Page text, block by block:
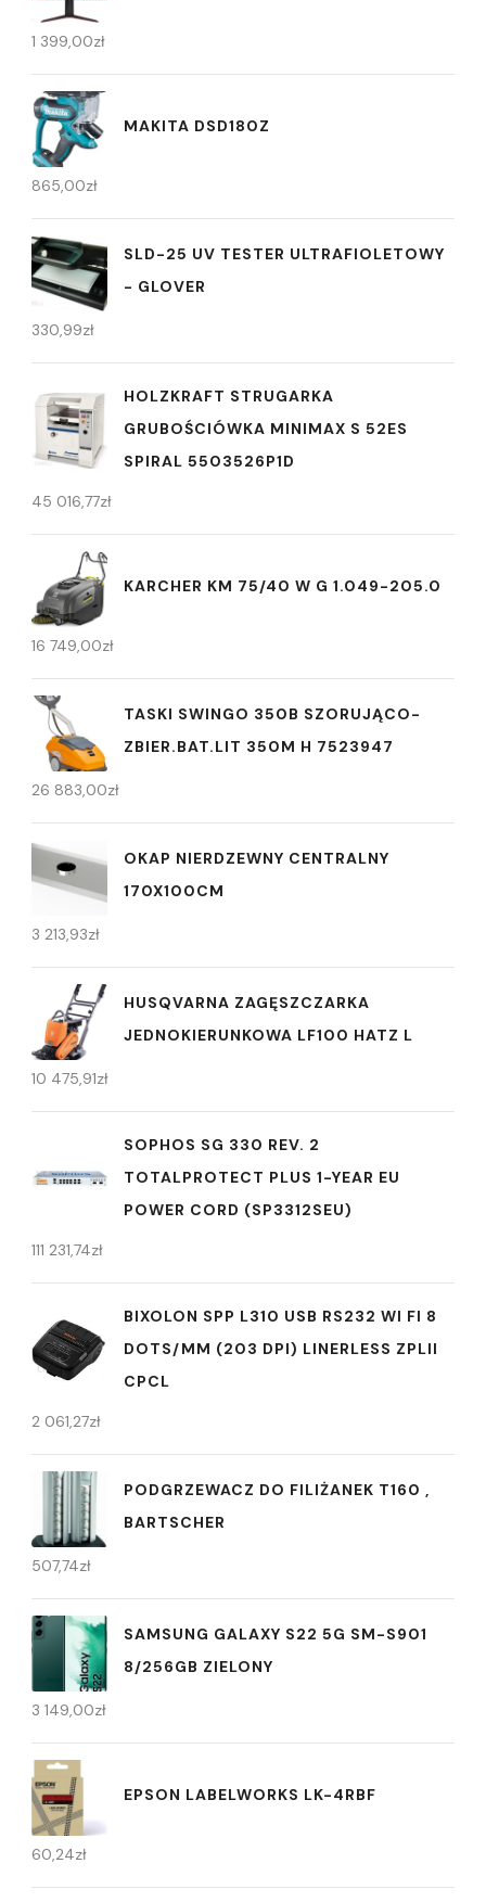
1 399,00zł
MAKITA DSD180Z
865,00zł
SLD-25 UV TESTER ULTRAFIOLETOWY
- GLOVER
330,99zł
HOLZKRAFT STRUGARKA
GRUBOŚCIÓWKA MINIMAX S 52ES
SPIRAL 5503526P1D
45 016,77zł
KARCHER KM 75/40 W G 1.049-205.0
16 749,00zł
TASKI SWINGO 350B SZORUJĄCO-
ZBIER.BAT.LIT 350M H 7523947
26 883,00zł
OKAP NIERDZEWNY CENTRALNY
170X100CM
3 213,93zł
HUSQVARNA ZAGĘSZCZARKA
JEDNOKIERUNKOWA LF100 HATZ L
10 475,91zł
SOPHOS SG 330 REV. 2
TOTALPROTECT PLUS 1-YEAR EU
POWER CORD (SP3312SEU)
111 231,74zł
BIXOLON SPP L310 USB RS232 WI FI 8
DOTS/MM (203 DPI) LINERLESS ZPLII
CPCL
2 061,27zł
PODGRZEWACZ DO FILIŻANEK T160 ,
BARTSCHER
507,74zł
SAMSUNG GALAXY S22 5G SM-S901
8/256GB ZIELONY
3 149,00zł
EPSON LABELWORKS LK-4RBF
60,24zł